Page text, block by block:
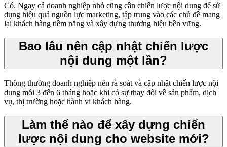
Có. Ngay cả doanh nghiệp nhỏ cũng cần chiến lược nội dung để sử
dụng hiệu quả nguồn lực marketing, tập trung vào các chủ đề mang
lại khách hàng tiềm năng và xây dựng thương hiệu bền vững.
Bao lâu nên cập nhật chiến lược
nội dung một lần?
Thông thường doanh nghiệp nên rà soát và cập nhật chiến lược nội
dung mỗi 3 đến 6 tháng hoặc khi có sự thay đổi về sản phẩm, dịch
vụ, thị trường hoặc hành vi khách hàng.
Làm thế nào để xây dựng chiến
lược nội dung cho website mới?